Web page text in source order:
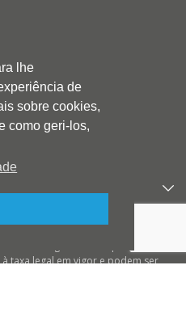
lhe
de
sobre cookies,
como geri-los,
taxa legal em vigor e podem ser